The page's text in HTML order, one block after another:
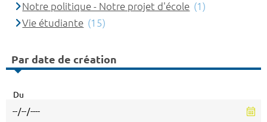
Notre politique - Notre projet d'école (1)
Vie étudiante (15)
Par date de création
Du